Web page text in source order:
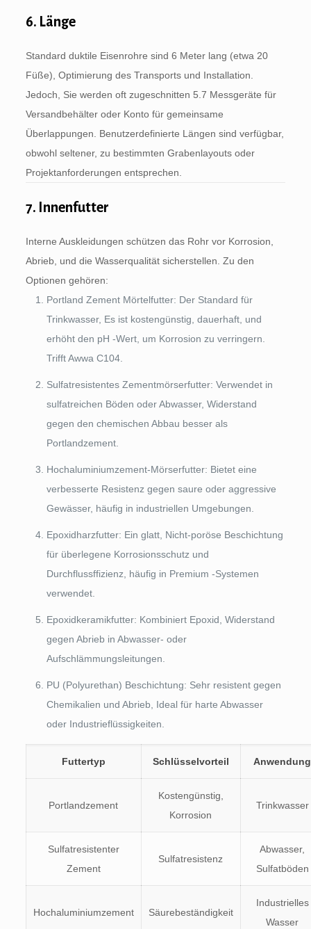
6. Länge
Standard duktile Eisenrohre sind 6 Meter lang (etwa 20
Füße), Optimierung des Transports und Installation.
Jedoch, Sie werden oft zugeschnitten 5.7 Messgeräte für
Versandbehälter oder Konto für gemeinsame
Überlappungen. Benutzerdefinierte Längen sind verfügbar,
obwohl seltener, zu bestimmten Grabenlayouts oder
Projektanforderungen entsprechen.
7. Innenfutter
Interne Auskleidungen schützen das Rohr vor Korrosion,
Abrieb, und die Wasserqualität sicherstellen. Zu den
Optionen gehören:
Portland Zement Mörtelfutter: Der Standard für
Trinkwasser, Es ist kostengünstig, dauerhaft, und
erhöht den pH -Wert, um Korrosion zu verringern.
Trifft Awwa C104.
Sulfatresistentes Zementmörserfutter: Verwendet in
sulfatreichen Böden oder Abwasser, Widerstand
gegen den chemischen Abbau besser als
Portlandzement.
Hochaluminiumzement-Mörserfutter: Bietet eine
verbesserte Resistenz gegen saure oder aggressive
Gewässer, häufig in industriellen Umgebungen.
Epoxidharzfutter: Ein glatt, Nicht-poröse Beschichtung
für überlegene Korrosionsschutz und
Durchflussffizienz, häufig in Premium -Systemen
verwendet.
Epoxidkeramikfutter: Kombiniert Epoxid, Widerstand
gegen Abrieb in Abwasser- oder
Aufschlämmungsleitungen.
PU (Polyurethan) Beschichtung: Sehr resistent gegen
Chemikalien und Abrieb, Ideal für harte Abwasser
oder Industrieflüssigkeiten.
Futtertyp Schlüsselvorteil Anwendung
Portlandzement
Kostengünstig,
Korrosion
Trinkwasser
Sulfatresistenter
Zement
Sulfatresistenz
Abwasser,
Sulfatböden
Hochaluminiumzement Säurebeständigkeit
Industrielles
Wasser